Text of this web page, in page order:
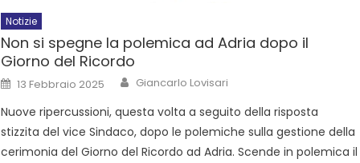
Notizie
Non si spegne la polemica ad Adria dopo il
Giorno del Ricordo
13 Febbraio 2025 Giancarlo Lovisari
Nuove ripercussioni, questa volta a seguito della risposta
stizzita del vice Sindaco, dopo le polemiche sulla gestione della
cerimonia del Giorno del Ricordo ad Adria. Scende in polemica il